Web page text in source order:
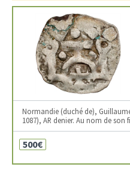
Normandie (duché de),
1087), AR denier. Au nom de son
500€